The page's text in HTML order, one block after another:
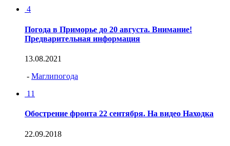
4
Погода в Приморье до 20 августа. Внимание!
Предварительная информация
13.08.2021
- Маглипогода
11
Обострение фронта 22 сентября. На видео Находка
22.09.2018